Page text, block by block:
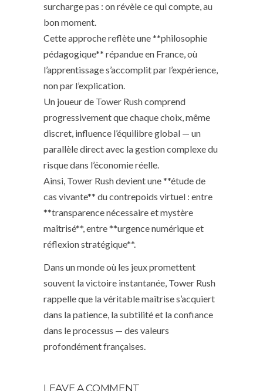
surcharge pas : on révèle ce qui compte, au
bon moment.
Cette approche reflète une **philosophie
pédagogique** répandue en France, où
l’apprentissage s’accomplit par l’expérience,
non par l’explication.
Un joueur de Tower Rush comprend
progressivement que chaque choix, même
discret, influence l’équilibre global — un
parallèle direct avec la gestion complexe du
risque dans l’économie réelle.
Ainsi, Tower Rush devient une **étude de
cas vivante** du contrepoids virtuel : entre
**transparence nécessaire et mystère
maîtrisé**, entre **urgence numérique et
réflexion stratégique**.
Dans un monde où les jeux promettent
souvent la victoire instantanée, Tower Rush
rappelle que la véritable maîtrise s’acquiert
dans la patience, la subtilité et la confiance
dans le processus — des valeurs
profondément françaises.
LEAVE A COMMENT